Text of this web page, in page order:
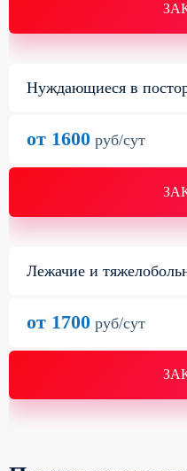
Нуждающиеся в
от 1600 руб/сут
Лежачие и
от 1700 руб/сут